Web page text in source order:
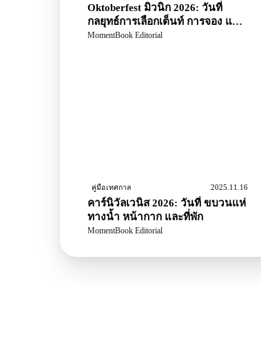
Oktoberfest มิวนิก 2026: วันที่
กลยุทธ์การเลือกเต็นท์ การจอง และ
สุดสัปดาห์เปิดงาน
MomentBook Editorial
คู่มือเทศกาล 2025.11.16
คาร์นิวัลเวนิส 2026: วันที่ ขบวนแห่
ทางน้ำ หน้ากาก และที่พัก
MomentBook Editorial